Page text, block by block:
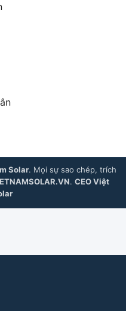
Solar. Mọi sự sao chép, trích
. CEO Việt